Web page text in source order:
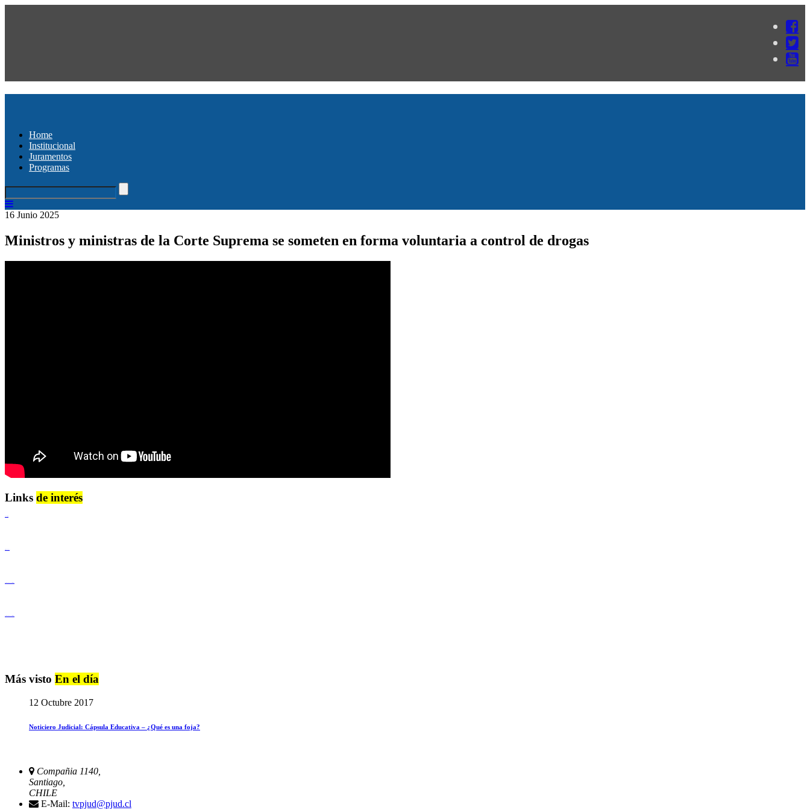
Home
Institucional
Juramentos
Programas
16 Junio 2025
Ministros y ministras de la Corte Suprema se someten en forma voluntaria a control de drogas
Links de interés
Más visto En el día
12 Octubre 2017
Noticiero Judicial: Cápsula Educativa – ¿Qué es una foja?
Compañia 1140,
Santiago,
CHILE
E-Mail: tvpjud@pjud.cl